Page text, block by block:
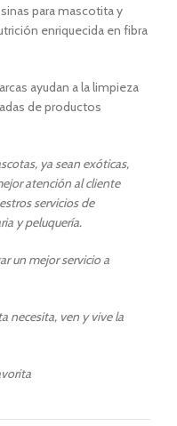
para mascotita y
enriquecida en fibra
ayudan a la limpieza
de productos
ya sean exóticas,
atención al cliente
servicios de
y peluquería.
un mejor servicio a
necesita, ven y vive la